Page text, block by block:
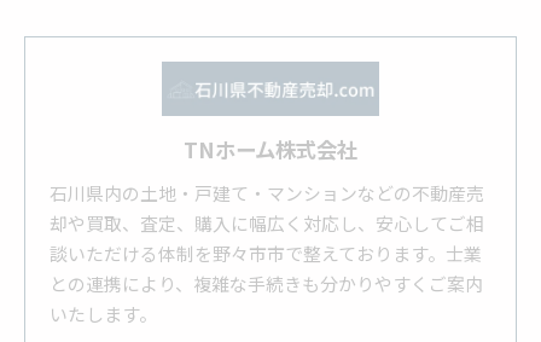
TNホーム株式会社
石川県内の土地・戸建て・マンションなどの不動産売
却や買取、査定、購入に幅広く対応し、安心してご相
談いただける体制を野々市市で整えております。士業
との連携により、複雑な手続きも分かりやすくご案内
いたします。